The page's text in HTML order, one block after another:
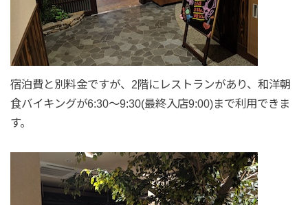
宿泊費と別料金ですが、2階にレストランがあり、和洋朝
食バイキングが6:30～9:30(最終入店9:00)まで利用できま
す。